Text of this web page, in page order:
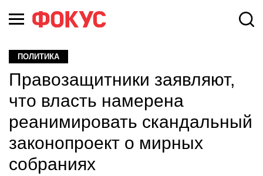
ПОЛИТИКА
Правозащитники заявляют,
что власть намерена
реанимировать скандальный
законопроект о мирных
собраниях